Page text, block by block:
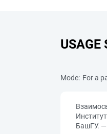
USAGE
Mode: For a
БашГУ. —